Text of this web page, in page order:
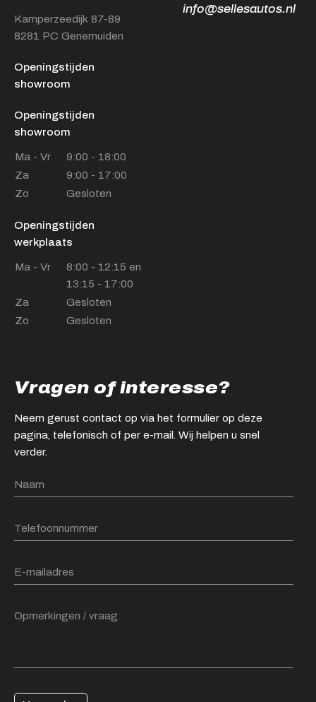
Kamperzeedijk 87-89
8281 PC Genemuiden
info@sellesautos.nl
Openingstijden
showroom
Openingstijden
showroom
Ma - Vr
9:00 - 18:00
Za
9:00 - 17:00
Zo
Gesloten
Openingstijden
werkplaats
Ma - Vr
8:00 - 12:15 en
13:15 - 17:00
Za
Gesloten
Zo
Gesloten
Vragen of interesse?
Neem gerust contact op via het formulier op deze
pagina, telefonisch of per e-mail. Wij helpen u snel
verder.